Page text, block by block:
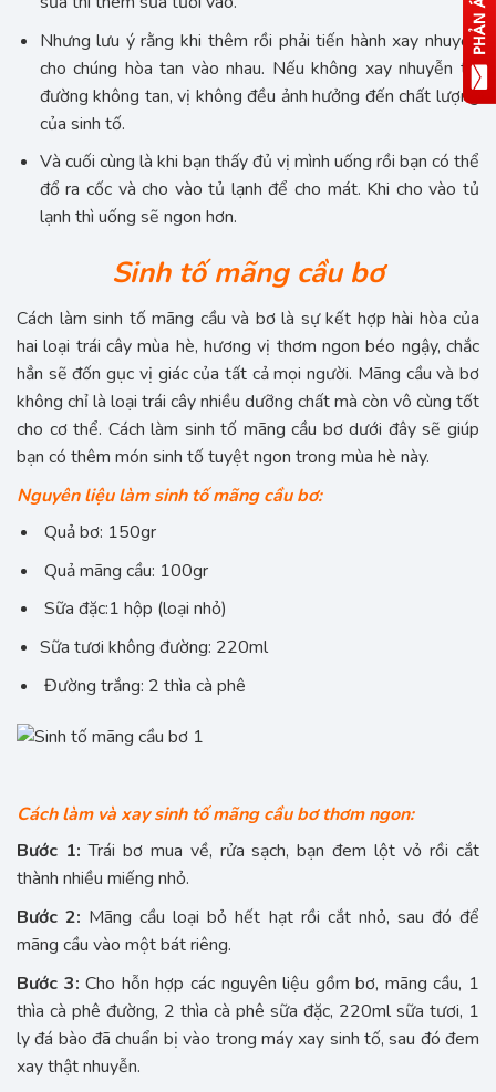
Nhưng lưu ý rằng khi thêm rồi phải tiến hành xay nhuyễn
cho chúng hòa tan vào nhau. Nếu không xay nhuyễn thì
đường không tan, vị không đều ảnh hưởng đến chất lượng
của sinh tố.
Và cuối cùng là khi bạn thấy đủ vị mình uống rồi bạn có thể
đổ ra cốc và cho vào tủ lạnh để cho mát. Khi cho vào tủ
lạnh thì uống sẽ ngon hơn.
Sinh tố mãng cầu bơ
Cách làm sinh tố mãng cầu và bơ là sự kết hợp hài hòa của
hai loại trái cây mùa hè, hương vị thơm ngon béo ngậy, chắc
hẳn sẽ đốn gục vị giác của tất cả mọi người. Mãng cầu và bơ
không chỉ là loại trái cây nhiều dưỡng chất mà còn vô cùng tốt
cho cơ thể. Cách làm sinh tố mãng cầu bơ dưới đây sẽ giúp
bạn có thêm món sinh tố tuyệt ngon trong mùa hè này.
Nguyên liệu làm sinh tố mãng cầu bơ:
Quả bơ: 150gr
Quả mãng cầu: 100gr
Sữa đặc:1 hộp (loại nhỏ)
Sữa tươi không đường: 220ml
Đường trắng: 2 thìa cà phê
Cách làm và xay sinh tố mãng cầu bơ thơm ngon:
Bước 1: Trái bơ mua về, rửa sạch, bạn đem lột vỏ rồi cắt
thành nhiều miếng nhỏ.
Bước 2: Mãng cầu loại bỏ hết hạt rồi cắt nhỏ, sau đó để
mãng cầu vào một bát riêng.
Bước 3: Cho hỗn hợp các nguyên liệu gồm bơ, mãng cầu, 1
thìa cà phê đường, 2 thìa cà phê sữa đặc, 220ml sữa tươi, 1
ly đá bào đã chuẩn bị vào trong máy xay sinh tố, sau đó đem
xay thật nhuyễn.